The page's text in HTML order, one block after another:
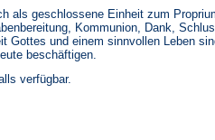
als geschlossene Einheit zum
Kommunion, Dank,
Gottes und einem sinnvollen Leben
beschäftigen.
verfügbar.